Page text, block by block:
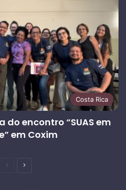
Costa Rica
encontro “SUAS em
em Coxim
PáginaPróxima